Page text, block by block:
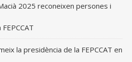
2025 reconeixen persones i
la presidència de la FEPCCAT en